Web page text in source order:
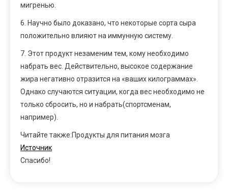
мигренью.
6. Научно было доказано, что некоторые сорта сыра
положительно влияют на иммунную систему.
7. Этот продукт незаменим тем, кому необходимо
набрать вес. Действительно, высокое содержание
жира негативно отразится на «ваших килограммах».
Однако случаются ситуации, когда вес необходимо не
только сбросить, но и набрать(спортсменам,
например).
Читайте также:Продукты для питания мозга
Источник
Спасибо!